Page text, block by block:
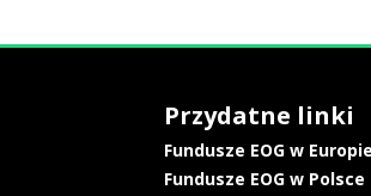
Przydatne linki
Fundusze EOG w Europie
Fundusze EOG w Polsce